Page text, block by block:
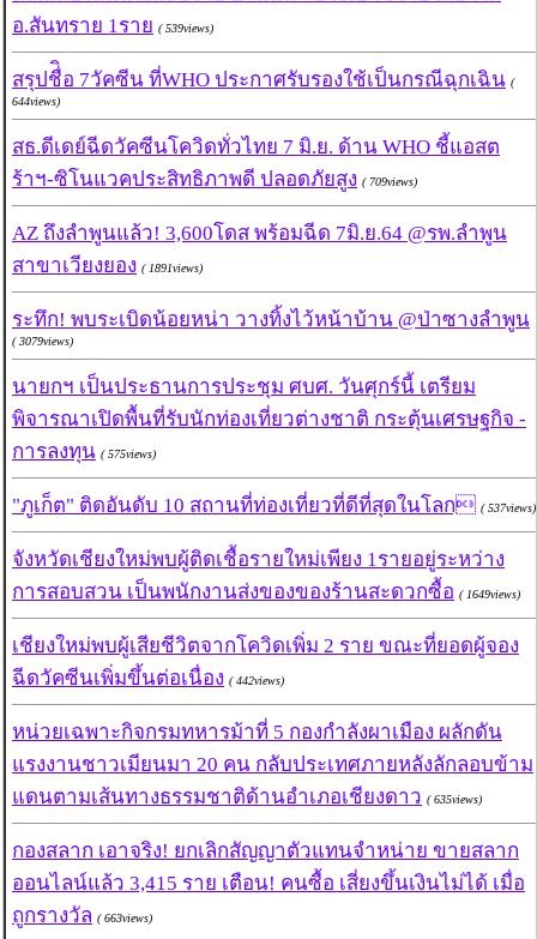
อ.สันทราย 1ราย ( 539views)
สรุปชื่ิอ 7วัคซีน ที่WHO ประกาศรับรองใช้เป็นกรณีฉุกเฉิน (
644views)
สธ.ดีเดย์ฉีดวัคซีนโควิดทั่วไทย 7 มิ.ย. ด้าน WHO ชี้แอสต
ร้าฯ-ซิโนแวคประสิทธิภาพดี ปลอดภัยสูง ( 709views)
AZ ถึงลำพูนแล้ว! 3,600โดส พร้อมฉีด 7มิ.ย.64 @รพ.ลำพูน
สาขาเวียงยอง ( 1891views)
ระทึก! พบระเบิดน้อยหน่า วางทิ้งไว้หน้าบ้าน @ป่าซางลำพูน
( 3079views)
นายกฯ เป็นประธานการประชุม ศบศ. วันศุกร์นี้ เตรียม
พิจารณาเปิดพื้นที่รับนักท่องเที่ยวต่างชาติ กระตุ้นเศรษฐกิจ -
การลงทุน ( 575views)
"ภูเก็ต" ติดอันดับ 10 สถานที่ท่องเที่ยวที่ดีที่สุดในโลก ( 537views)
จังหวัดเชียงใหม่พบผู้ติดเชื้อรายใหม่เพียง 1รายอยู่ระหว่าง
การสอบสวน เป็นพนักงานส่งของของร้านสะดวกซื้อ ( 1649views)
เชียงใหม่พบผู้เสียชีวิตจากโควิดเพิ่ม 2 ราย ขณะที่ยอดผู้จอง
ฉีดวัคซีนเพิ่มขึ้นต่อเนื่อง ( 442views)
หน่วยเฉพาะกิจกรมทหารม้าที่ 5 กองกำลังผาเมือง ผลักดัน
แรงงานชาวเมียนมา 20 คน กลับประเทศภายหลังลักลอบข้าม
แดนตามเส้นทางธรรมชาติด้านอำเภอเชียงดาว ( 635views)
กองสลาก เอาจริง! ยกเลิกสัญญาตัวแทนจำหน่าย ขายสลาก
ออนไลน์แล้ว 3,415 ราย เตือน! คนซื้อ เสี่ยงขึ้นเงินไม่ได้ เมื่อ
ถูกรางวัล ( 663views)